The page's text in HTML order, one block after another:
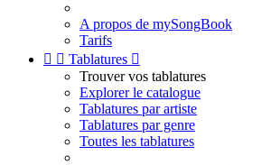
A propos de mySongBook
Tarifs
  Tablatures 
Trouver vos tablatures
Explorer le catalogue
Tablatures par artiste
Tablatures par genre
Toutes les tablatures